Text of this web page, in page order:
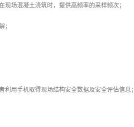
场混凝土浇筑时，提供高频率的采样频次；
；
用手机取得现场结构安全数据及安全评估信息；